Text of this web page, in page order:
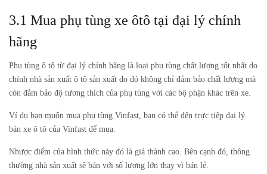
3.1 Mua phụ tùng xe ôtô tại đại lý chính
hãng
Phụ tùng ô tô từ đại lý chính hãng là loại phụ tùng chất lượng tốt nhất do
chính nhà sản xuất ô tô sản xuất do đó không chỉ đảm bảo chất lượng mà
còn đảm bảo độ tương thích của phụ tùng với các bộ phận khác trên xe.
Ví dụ bạn muốn mua phụ tùng Vinfast, bạn có thể đến trực tiếp đại lý
bán xe ô tô của Vinfast để mua.
Nhược điểm của hình thức này đó là giá thành cao. Bên cạnh đó, thông
thường nhà sản xuất sẽ bán với số lượng lớn thay vì bán lẻ.